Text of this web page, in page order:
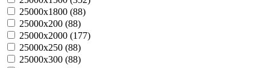
25000х1800 (88)
25000х200 (88)
25000х2000 (177)
25000х250 (88)
25000х300 (88)